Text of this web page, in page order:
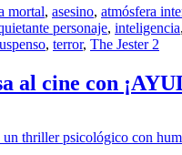
mortal, asesino, atmósfera
personaje, inteligencia,
, terror, The Jester 2
al cine con